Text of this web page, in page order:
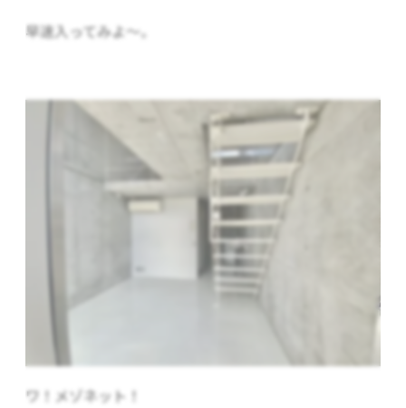
早速入ってみよ～。
ワ！メゾネット！